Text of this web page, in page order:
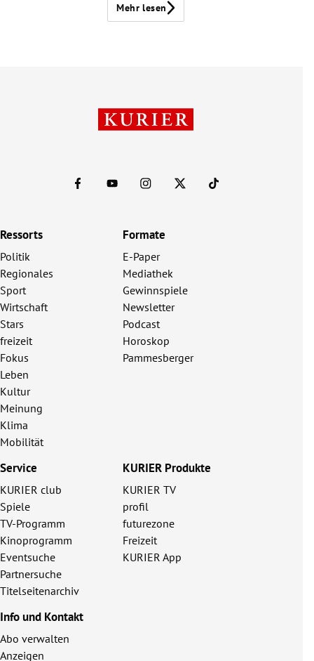
Mehr lesen
Ressorts
Politik
Regionales
Sport
Wirtschaft
Stars
freizeit
Fokus
Leben
Kultur
Meinung
Klima
Mobilität
Formate
E-Paper
Mediathek
Gewinnspiele
Newsletter
Podcast
Horoskop
Pammesberger
Service
KURIER club
Spiele
TV-Programm
Kinoprogramm
Eventsuche
Partnersuche
Titelseitenarchiv
KURIER Produkte
KURIER TV
profil
futurezone
Freizeit
KURIER App
Info und Kontakt
Abo verwalten
Anzeigen